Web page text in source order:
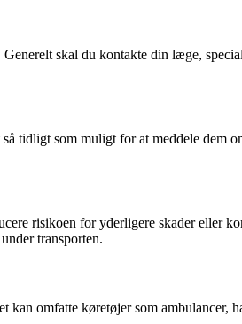
skal du kontakte din læge,
tidligt som muligt for at meddele
risikoen for yderligere skader eller
transporten.
omfatte køretøjer som ambulancer,